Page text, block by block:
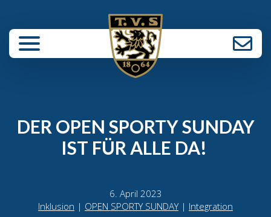
schließen
DER OPEN SPORTY SUNDAY
IST FÜR ALLE DA!
6. April 2023
Inklusion | OPEN SPORTY SUNDAY| Integration